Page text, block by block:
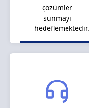
çözümler
sunmayı
hedeflemektedir.